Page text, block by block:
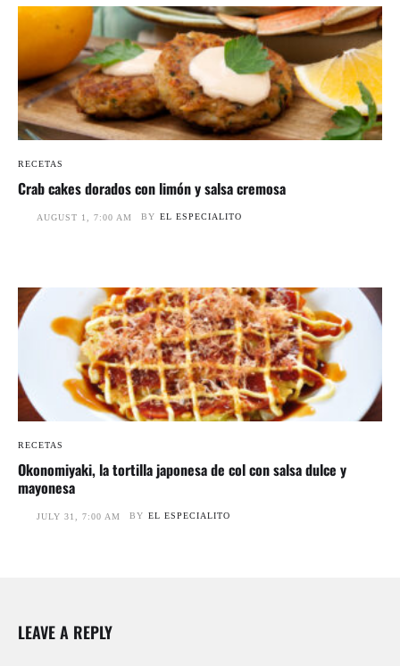
RECETAS
Crab cakes dorados con limón y salsa cremosa
AUGUST 1, 7:00 AM BY EL ESPECIALITO
RECETAS
Okonomiyaki, la tortilla japonesa de col con salsa dulce y
mayonesa
JULY 31, 7:00 AM BY EL ESPECIALITO
LEAVE A REPLY